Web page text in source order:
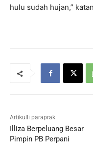
hulu sudah hujan,”
Artikulli paraprak
Illiza Berpeluang Besar
Pimpin PB Perpani